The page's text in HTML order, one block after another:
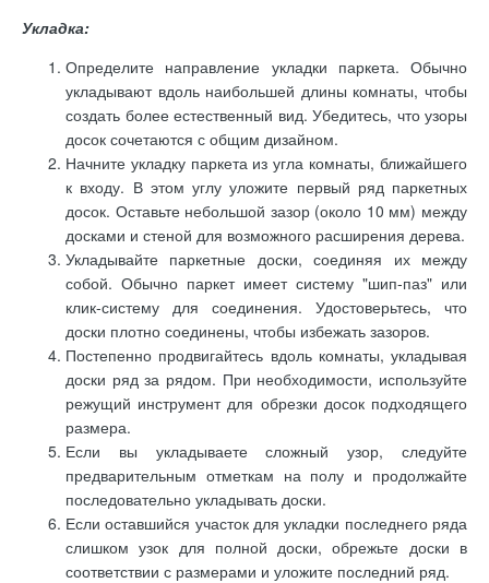
Укладка:
Определите направление укладки паркета. Обычно
укладывают вдоль наибольшей длины комнаты, чтобы
создать более естественный вид. Убедитесь, что узоры
досок сочетаются с общим дизайном.
Начните укладку паркета из угла комнаты, ближайшего
к входу. В этом углу уложите первый ряд паркетных
досок. Оставьте небольшой зазор (около 10 мм) между
досками и стеной для возможного расширения дерева.
Укладывайте паркетные доски, соединяя их между
собой. Обычно паркет имеет систему "шип-паз" или
клик-систему для соединения. Удостоверьтесь, что
доски плотно соединены, чтобы избежать зазоров.
Постепенно продвигайтесь вдоль комнаты, укладывая
доски ряд за рядом. При необходимости, используйте
режущий инструмент для обрезки досок подходящего
размера.
Если вы укладываете сложный узор, следуйте
предварительным отметкам на полу и продолжайте
последовательно укладывать доски.
Если оставшийся участок для укладки последнего ряда
слишком узок для полной доски, обрежьте доски в
соответствии с размерами и уложите последний ряд.